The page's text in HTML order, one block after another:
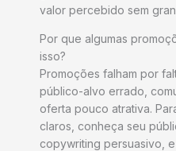
valor percebido sem
Por que algumas
isso?
Promoções falham por
público-alvo errado,
oferta pouco atrativa.
claros, conheça seu
copywriting persuasivo,